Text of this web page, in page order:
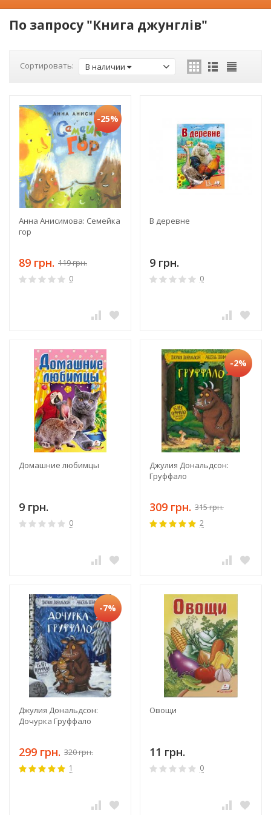
По запросу "Книга джунглів"
Сортировать: В наличии
-25%
Анна Анисимова: Семейка
гор
89 грн. 119 грн.
0
В деревне
9 грн.
0
Домашние любимцы
9 грн.
0
-2%
Джулия Дональдсон:
Груффало
309 грн. 315 грн.
2
-7%
Джулия Дональдсон:
Дочурка Груффало
299 грн. 320 грн.
1
Овощи
11 грн.
0